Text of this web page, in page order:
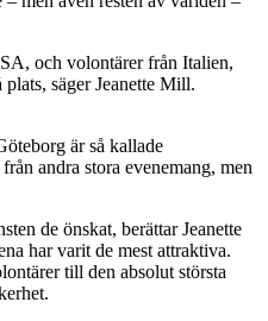
och volontärer från Italien,
säger Jeanette Mill.
är så kallade
andra stora evenemang, men
de önskat, berättar Jeanette
har varit de mest attraktiva.
till den absolut största